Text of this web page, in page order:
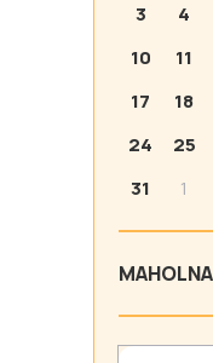
3
4
10
11
17
18
24
25
31
1
MA